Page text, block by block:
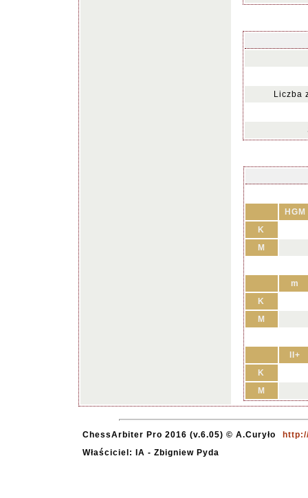
Liczba
HGM
K
M
m
K
M
II+
K
M
ChessArbiter Pro 2016 (v.6.05) © A.Curyło
Właściciel: IA - Zbigniew Pyda